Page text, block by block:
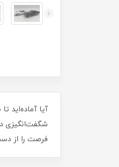
شگفت‌انگیزی
فرصت را از